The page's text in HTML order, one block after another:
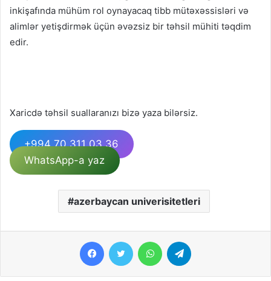
inkişafında mühüm rol oynayacaq tibb mütəxəssisləri və
alimlər yetişdirmək üçün əvəzsiz bir təhsil mühiti təqdim
edir.
Xaricdə təhsil suallaranızı bizə yaza bilərsiz.
+994 70 311 03 36
WhatsApp-a yaz
azerbaycan univerisitetleri
FacebookTwitter WhatsApp